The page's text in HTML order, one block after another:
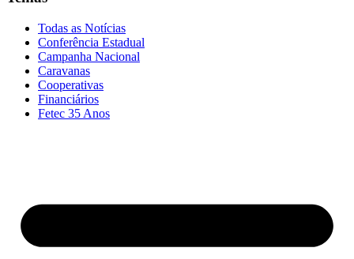
Todas as Notícias
Conferência Estadual
Campanha Nacional
Caravanas
Cooperativas
Financiários
Fetec 35 Anos